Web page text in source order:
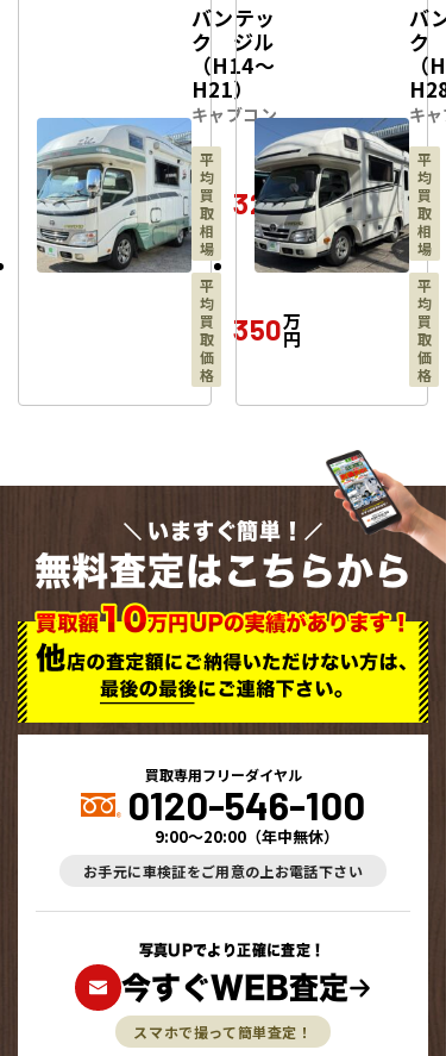
バンテッ
ク ジル
（H14～
H21）
キャブコン
平
均
買
取
相
場
320万
円
平
均
買
取
価
格
350万
円
バ
ク
（
H28
キャ
平
均
買
取
相
場
平
均
買
取
価
格
いますぐ簡単！
無料査定はこちらから
買取専用フリーダイヤル
0120-546-100
9:00～20:00 （年中無休）
お手元に車検証をご用意の上お電話下さい
写真UPでより正確に査定！
今すぐWEB査定
スマホで撮って簡単査定！